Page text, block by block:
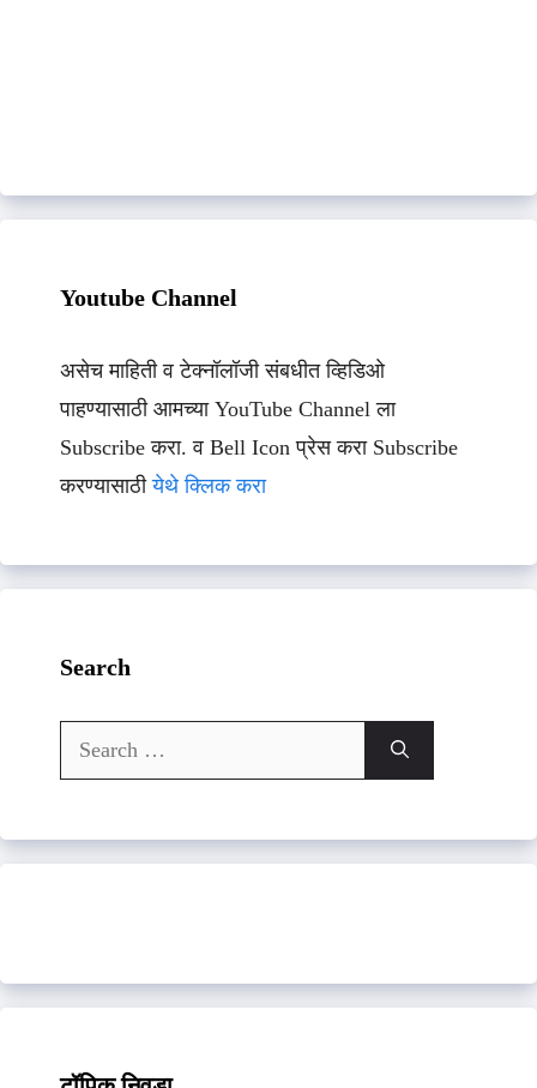
Youtube Channel
असेच माहिती व टेक्नॉलॉजी संबधीत व्हिडिओ
पाहण्यासाठी आमच्या YouTube Channel ला
Subscribe करा. व Bell Icon प्रेस करा Subscribe
करण्यासाठीयेथे क्लिक करा
Search
Search
for: